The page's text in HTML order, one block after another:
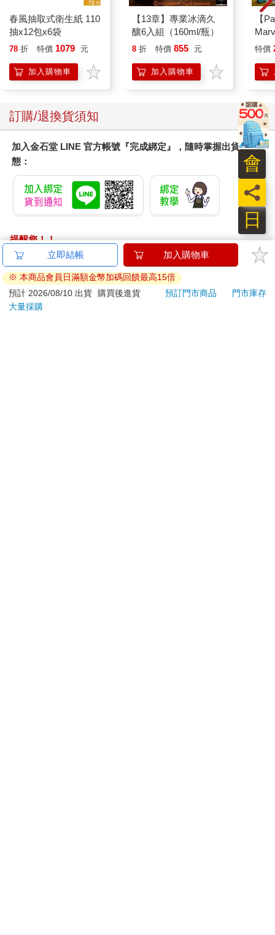
春風抽取式衛生紙 110
抽x12包x6袋
78 折 特價 1079 元
加入購物車
【13章】專業冰滴久
釀6入組（160ml/瓶）
8 折 特價 855 元
加入購物車
【
燈
特價
訂購/退換貨須知
加入金石堂 LINE 官方帳號『完成綁定』，隨時掌握出貨動
態：
提醒您！！
金石堂及銀行均不會請您操作ATM! 如接獲電話要求您前往
ATM提款機，請不要聽從指示，以免受騙上當！
退換貨須知：
**提醒您，鑑賞期不等於試用期，退回商品須為全新狀態**
立即結帳 加入購物車
※ 本商品會員日滿額金幣加碼回饋最高15倍
預計 2026/08/10 出貨
購買後進貨 預訂門市商品
門市庫存
大量採購
日
員
會